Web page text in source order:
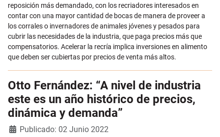
reposición más demandado, con los recriadores interesados en
contar con una mayor cantidad de bocas de manera de proveer a
los corrales o invernadores de animales jóvenes y pesados para
cubrir las necesidades de la industria, que paga precios más que
compensatorios. Acelerar la recría implica inversiones en alimento
que deben ser cubiertas por precios de venta más altos.
Otto Fernández: “A nivel de industria
este es un año histórico de precios,
dinámica y demanda”
DetallesPublicado: 02 Junio 2022